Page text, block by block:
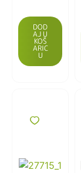
DOD
AJ U
KOŠ
ARIC
U